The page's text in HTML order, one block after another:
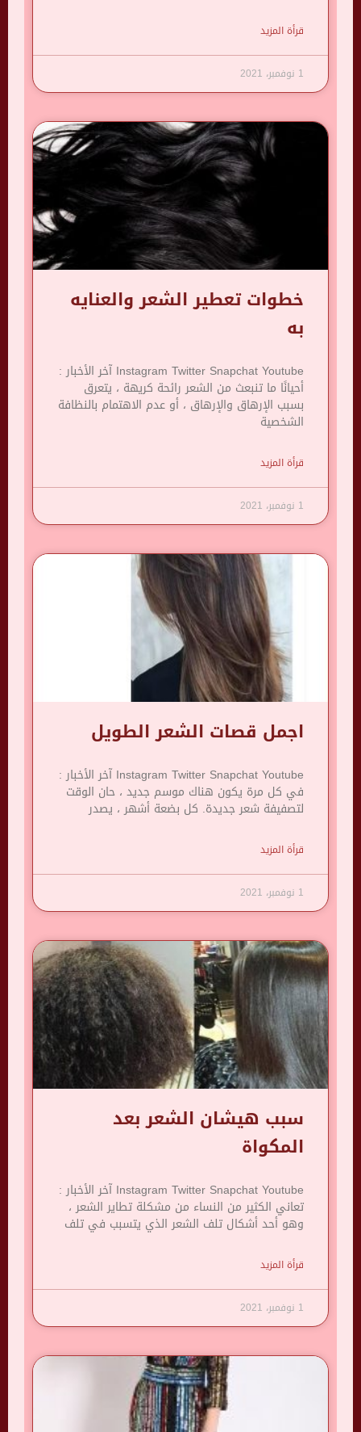
قرأة المزيد
1 نوفمبر، 2021
خطوات تعطير الشعر والعنايه
به
Instagram Twitter Snapchat Youtube آخر الأخبار :
أحيانًا ما تنبعث من الشعر رائحة كريهة ، يتعرق
بسبب الإرهاق والإرهاق ، أو عدم الاهتمام بالنظافة
الشخصية
قرأة المزيد
1 نوفمبر، 2021
اجمل قصات الشعر الطويل
Instagram Twitter Snapchat Youtube آخر الأخبار :
في كل مرة يكون هناك موسم جديد ، حان الوقت
لتصفيفة شعر جديدة. كل بضعة أشهر ، يصدر
قرأة المزيد
1 نوفمبر، 2021
سبب هيشان الشعر بعد
المكواة
Instagram Twitter Snapchat Youtube آخر الأخبار :
تعاني الكثير من النساء من مشكلة تطاير الشعر ،
وهو أحد أشكال تلف الشعر الذي يتسبب في تلف
قرأة المزيد
1 نوفمبر، 2021